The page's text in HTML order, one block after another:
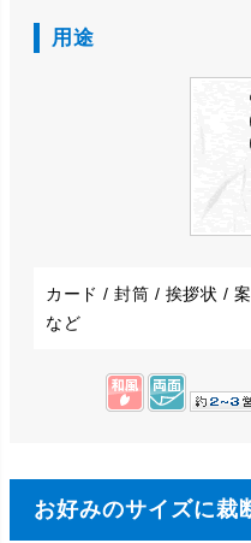
用途
カード / 封筒 / 挨拶状 /
など
お好みのサイズに裁